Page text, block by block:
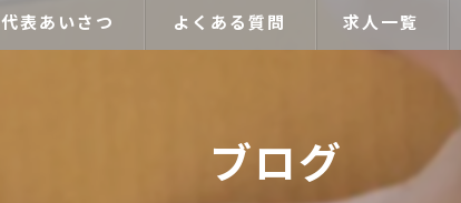
代表あいさつ よくある質問 求人一覧
ブログ